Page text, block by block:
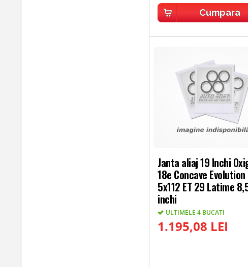
Cumpara
Janta aliaj 19 Inchi
18e Concave Evolution
5x112 ET 29 Latime
inchi
ULTIMELE 4 BUCATI
1.195,08 LEI